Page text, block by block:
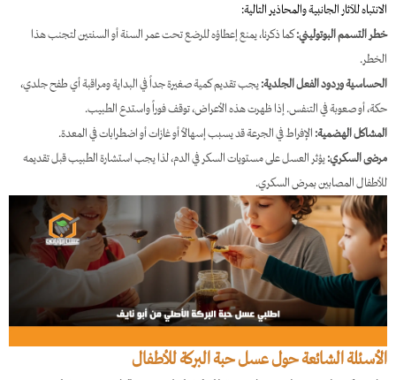
الانتباه للآثار الجانبية والمحاذير التالية:
خطر التسمم البوتوليني:كما ذكرنا، يمنع إعطاؤه للرضع تحت عمر السنة أو السنتين لتجنب هذا
الخطر.
الحساسية وردود الفعل الجلدية:يجب تقديم كمية صغيرة جداً في البداية ومراقبة أي طفح جلدي،
حكة، أو صعوبة في التنفس. إذا ظهرت هذه الأعراض، توقف فوراً واستدع الطبيب.
المشاكل الهضمية: الإفراط في الجرعة قد يسبب إسهالاً أو غازات أو اضطرابات في المعدة.
مرضى السكري:يؤثر العسل على مستويات السكر في الدم، لذا يجب استشارة الطبيب قبل تقديمه
للأطفال المصابين بمرض السكري.
الأسئلة الشائعة حول عسل حبة البركة للأطفال